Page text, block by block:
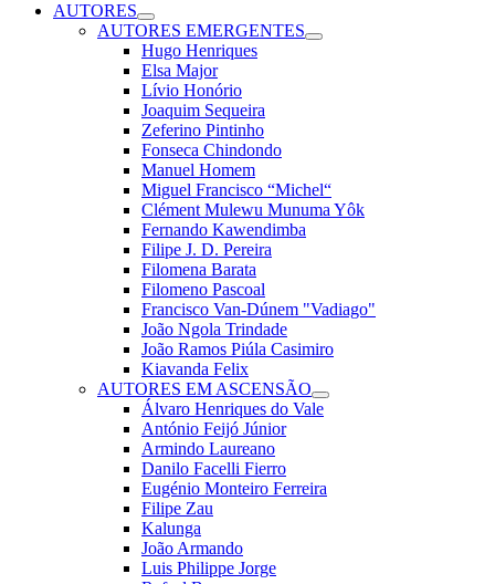
AUTORES
AUTORES EMERGENTES
Hugo Henriques
Elsa Major
Lívio Honório
Joaquim Sequeira
Zeferino Pintinho
Fonseca Chindondo
Manuel Homem
Miguel Francisco “Michel“
Clément Mulewu Munuma Yôk
Fernando Kawendimba
Filipe J. D. Pereira
Filomena Barata
Filomeno Pascoal
Francisco Van-Dúnem "Vadiago"
João Ngola Trindade
João Ramos Piúla Casimiro
Kiavanda Felix
AUTORES EM ASCENSÃO
Álvaro Henriques do Vale
António Feijó Júnior
Armindo Laureano
Danilo Facelli Fierro
Eugénio Monteiro Ferreira
Filipe Zau
Kalunga
João Armando
Luis Philippe Jorge